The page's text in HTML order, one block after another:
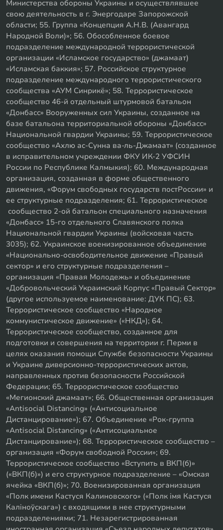
Министерства обороны Украины и осуществлявшее
свою деятельность в г. Энергодаре Запорожской
области; 55. Группа «Концепция А.Н.В. (Авангард
Народной Воли)»; 56. Обособленное боевое
подразделение международной террористической
организации «Исламское государство» (джамаат)
«Исламская баккия»; 57. Российское структурное
подразделение международного террористического
сообщества «АУМ Синрикё»; 58. Террористическое
сообщество 46-й отдельный штурмовой батальон
«Донбасс» Вооруженных сил Украины, созданное на
базе батальона территориальной обороны «Донбасс»
Национальной гвардии Украины; 59. Террористическое
сообщество «Ахлю ас-Сунна ва-ль-Джамаат» (созданное
в исправительном учреждении ФКУ ИК-2 УФСИН
России по Республике Калмыкия); 60. Международная
организация, созданная в форме общественного
движения, «Форум свободных государств постРоссии» и
ее структурные подразделения; 61. Террористическое
сообщество 2-ой батальон специального назначения
«Донбасс» 15-го отдельного Славянского полка
Национальной гвардии Украины (войсковая часть
3035); 62. Украинское военизированное объединение
«Национально-освободительное движение «Правый
сектор» и его структурные подразделения –
организация «Правая Молодежь» и объединение
«Добровольческий Украинский Корпус «Правый Сектор»
(другое используемое наименование: ДУК ПС); 63.
Террористическое сообщество «Народное
коммунистическое движение» («НКД»); 64.
Террористическое сообщество, созданное для
подготовки и совершения на территории г. Перми в
целях оказания помощи Службе безопасности Украины
и Украине диверсионно-террористических актов,
направленных против безопасности Российской
Федерации; 65. Террористическое сообщество
«Мегионский джамаат»; 66. Общественная организация
«Antisocial Distancing» («Антисоциальное
Дистанцирование»); 67. Объединение «Рок-группа
«Antisocial Distancing» («Антисоциальное
Дистанцирование»); 68. Террористическое сообщество –
организация «Форум свободной России»; 69.
Террористическое сообщество «Вступить в ВКП(б)»
(«ВКП(б)») и его структурное подразделение – «Омская
ячейка «ВКП(б)»; 70. Военизированная организация
«Полк имени Кастуся Калиновского» («Полк iмя Кастуся
Калiноўскага») с входящими в нее структурными
подразделениями; 71. Незарегистрированная